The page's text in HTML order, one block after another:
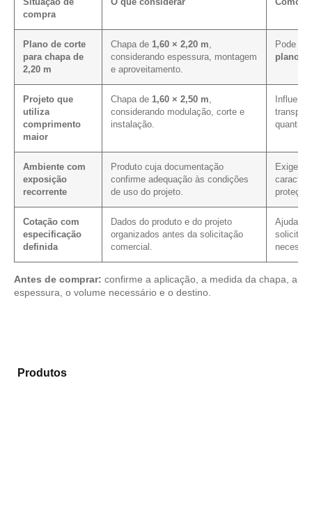
compra
Plano de corte
para chapa de
2,20 m
Chapa de 1,60 × 2,20 m
considerando espessura, montagem
e aproveitamento.
Pode
plano
Projeto que
utiliza
comprimento
maior
Chapa de 1,60 × 2,50 m
considerando modulação, corte e
instalação.
Ambiente com
exposição
recorrente
Produto cuja documentação
confirme adequação às condições
de uso do projeto.
Exige
Cotação com
especificação
definida
Dados do produto e do projeto
organizados antes da solicitação
comercial.
Ajuda a
Antes de comprar: confirme a aplicação, a medida da chapa, a
espessura, o volume necessário e o destino.
Produtos